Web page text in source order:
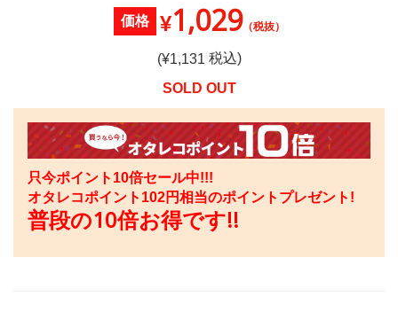
価格 ¥1,029（税抜）
(¥1,131 税込)
SOLD OUT
只今ポイント10倍セール中!!!
オタレコポイント 102円相当のポイントプレゼント!
普段の10倍お得です!!